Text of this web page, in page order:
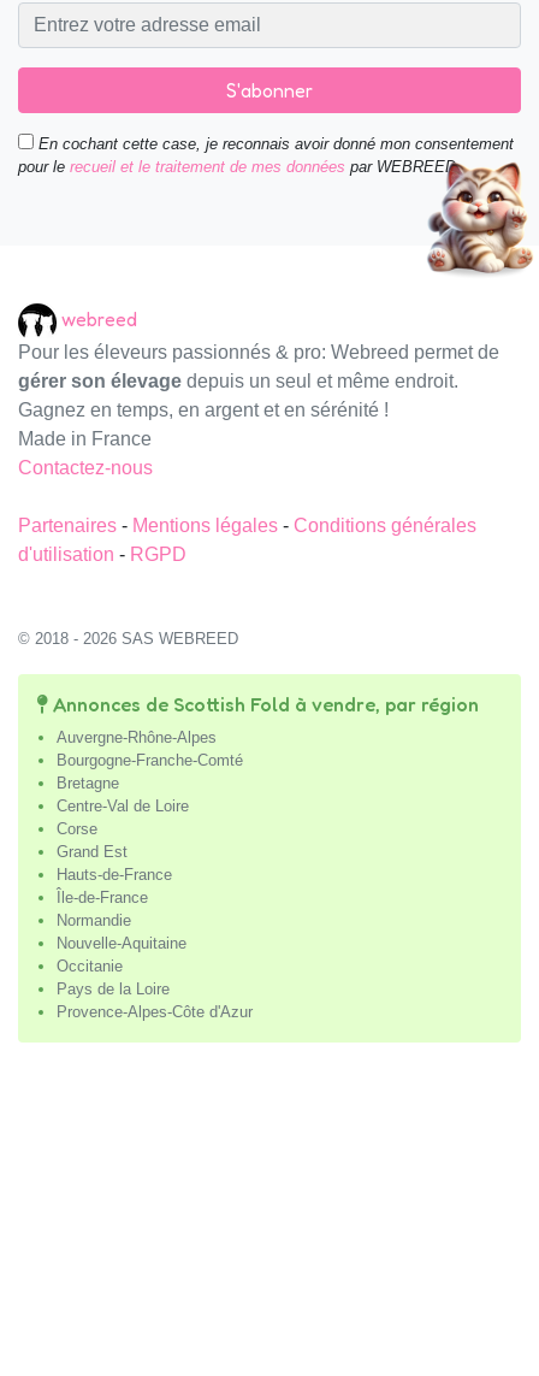
S'abonner
En cochant cette case, je reconnais avoir donné mon consentement
pour le recueil et le traitement de mes données par WEBREED.
webreed
Pour les éleveurs passionnés & pro: Webreed permet de
gérer son élevage depuis un seul et même endroit.
Gagnez en temps, en argent et en sérénité !
Made in France
Contactez-nous
Partenaires - Mentions légales - Conditions générales
d'utilisation - RGPD
© 2018 - 2026 SAS WEBREED
Annonces de Scottish Fold à vendre, par région
Auvergne-Rhône-Alpes
Bourgogne-Franche-Comté
Bretagne
Centre-Val de Loire
Corse
Grand Est
Hauts-de-France
Île-de-France
Normandie
Nouvelle-Aquitaine
Occitanie
Pays de la Loire
Provence-Alpes-Côte d'Azur